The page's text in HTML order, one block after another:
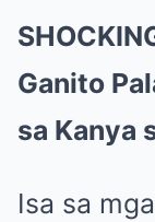
Ganito
sa Kanya
Isa sa